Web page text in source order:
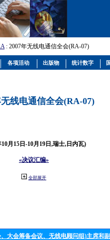
: 2007年无线电通信全会(RA-07)
无线电通信全会(RA-07)
10月15日-10月19日,瑞士,日内瓦)
«决议汇编»
全部展开
大会筹备会议、无线电顾问组)主席和
各项活动 出版物 统计数字